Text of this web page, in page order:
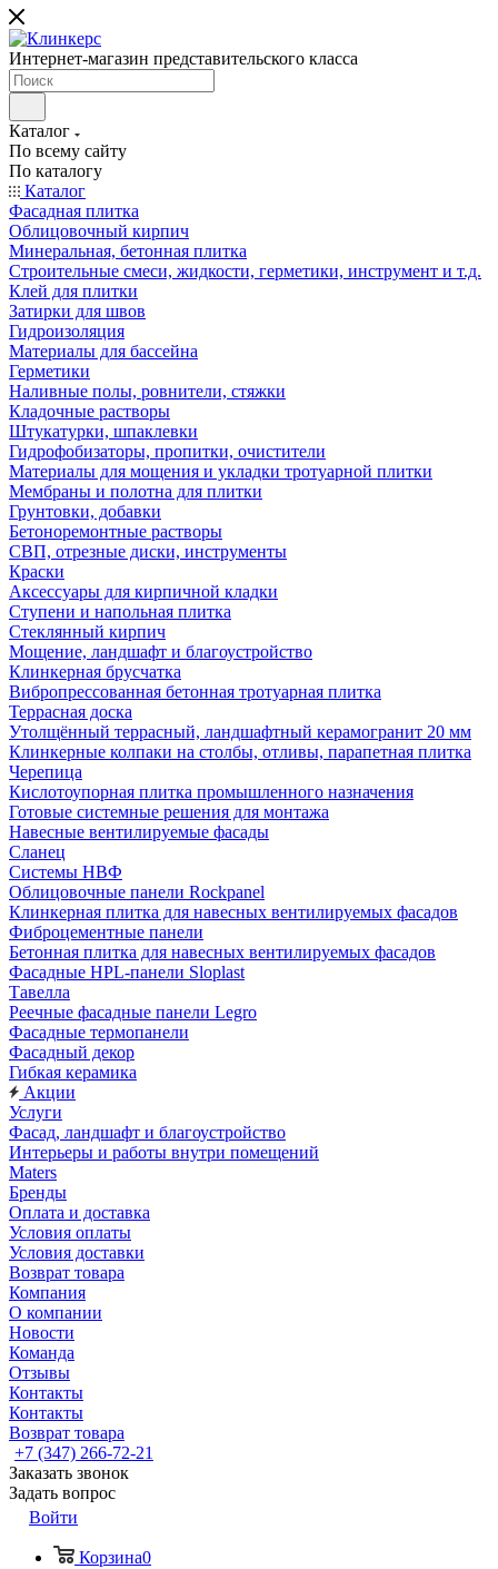
Интернет-магазин представительского класса
Каталог
По всему сайту
По каталогу
Каталог
Фасадная плитка
Облицовочный кирпич
Минеральная, бетонная плитка
Строительные смеси, жидкости, герметики, инструмент и т.д.
Клей для плитки
Затирки для швов
Гидроизоляция
Материалы для бассейна
Герметики
Наливные полы, ровнители, стяжки
Кладочные растворы
Штукатурки, шпаклевки
Гидрофобизаторы, пропитки, очистители
Материалы для мощения и укладки тротуарной плитки
Мембраны и полотна для плитки
Грунтовки, добавки
Бетоноремонтные растворы
СВП, отрезные диски, инструменты
Краски
Аксессуары для кирпичной кладки
Ступени и напольная плитка
Cтеклянный кирпич
Мощение, ландшафт и благоустройство
Клинкерная брусчатка
Вибропрессованная бетонная тротуарная плитка
Террасная доска
Утолщённый террасный, ландшафтный керамогранит 20 мм
Клинкерные колпаки на столбы, отливы, парапетная плитка
Черепица
Кислотоупорная плитка промышленного назначения
Готовые системные решения для монтажа
Навесные вентилируемые фасады
Сланец
Системы НВФ
Облицовочные панели Rockpanel
Клинкерная плитка для навесных вентилируемых фасадов
Фиброцементные панели
Бетонная плитка для навесных вентилируемых фасадов
Фасадные HPL-панели Sloplast
Тавелла
Реечные фасадные панели Legro
Фасадные термопанели
Фасадный декор
Гибкая керамика
Акции
Услуги
Фасад, ландшафт и благоустройство
Интерьеры и работы внутри помещений
Maters
Бренды
Оплата и доставка
Условия оплаты
Условия доставки
Возврат товара
Компания
О компании
Новости
Команда
Отзывы
Контакты
Контакты
Возврат товара
+7 (347) 266-72-21
Заказать звонок
Задать вопрос
Войти
Корзина0